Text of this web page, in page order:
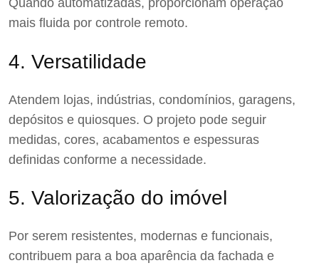
Quando automatizadas, proporcionam operação
mais fluida por controle remoto.
4. Versatilidade
Atendem lojas, indústrias, condomínios, garagens,
depósitos e quiosques. O projeto pode seguir
medidas, cores, acabamentos e espessuras
definidas conforme a necessidade.
5. Valorização do imóvel
Por serem resistentes, modernas e funcionais,
contribuem para a boa aparência da fachada e